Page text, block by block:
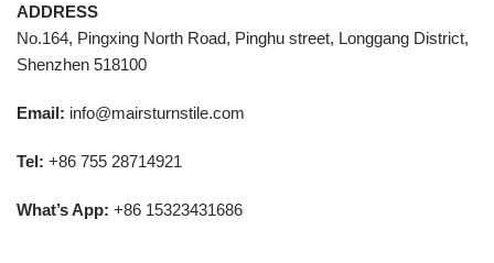
ADDRESS
No.164, Pingxing North Road, Pinghu street, Longgang District,
Shenzhen 518100
Email: info@mairsturnstile.com
Tel: +86 755 28714921
What’s App: +86 15323431686